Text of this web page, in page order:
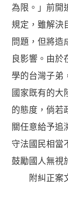
為限。」前開
規定，雖解決
問題，但將造
良影響。由於
學的台灣子弟
國家既有的大
的態度，倘若
關任意給予追
守法國民相當
鼓勵國人無視
附糾正案